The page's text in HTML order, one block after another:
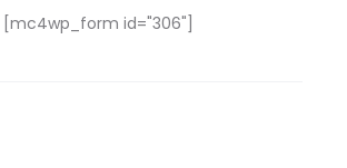
[mc4wp_form id="306"]